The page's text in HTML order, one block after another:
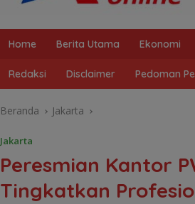
Home Berita Utama Ekonomi
Redaksi Disclaimer Pedoman
Beranda Jakarta
Jakarta
Peresmian Kantor
Tingkatkan